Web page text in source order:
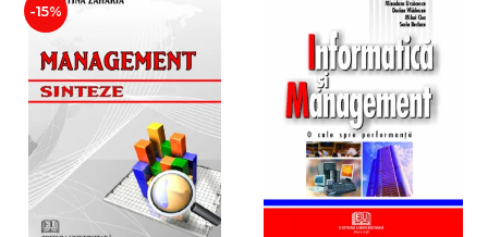
-15%